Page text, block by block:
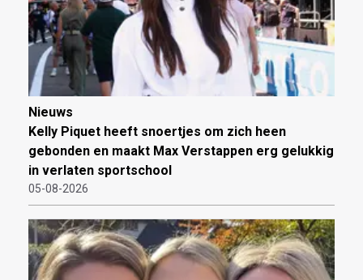
Nieuws
Kelly Piquet heeft snoertjes om zich heen
gebonden en maakt Max Verstappen erg gelukkig
in verlaten sportschool
05-08-2026